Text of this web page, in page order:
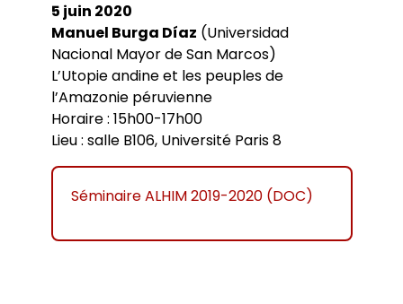
5 juin 2020
Manuel Burga Díaz (Universidad
Nacional Mayor de San Marcos)
L’Utopie andine et les peuples de
l’Amazonie péruvienne
Horaire : 15h00-17h00
Lieu : salle B106, Université Paris 8
Séminaire ALHIM 2019-2020 (DOC)